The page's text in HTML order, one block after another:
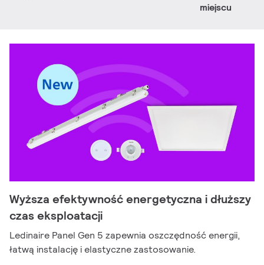
miejscu
Wyższa efektywność energetyczna i dłuższy
czas eksploatacji
Ledinaire Panel Gen 5 zapewnia oszczędność energii,
łatwą instalację i elastyczne zastosowanie.